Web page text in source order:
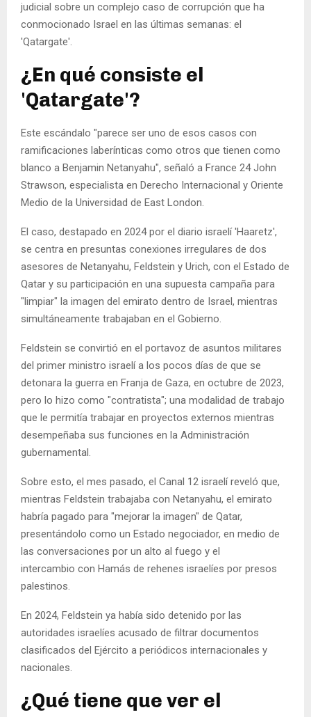
judicial sobre un complejo caso de corrupción que ha
conmocionado Israel en las últimas semanas: el
'Qatargate'.
¿En qué consiste el
'Qatargate'?
Este escándalo "parece ser uno de esos casos con
ramificaciones laberínticas como otros que tienen como
blanco a Benjamin Netanyahu", señaló a France 24 John
Strawson, especialista en Derecho Internacional y Oriente
Medio de la Universidad de East London.
El caso, destapado en 2024 por el diario israelí 'Haaretz',
se centra en presuntas conexiones irregulares de dos
asesores de Netanyahu, Feldstein y Urich, con el Estado de
Qatar y su participación en una supuesta campaña para
"limpiar" la imagen del emirato dentro de Israel, mientras
simultáneamente trabajaban en el Gobierno.
Feldstein se convirtió en el portavoz de asuntos militares
del primer ministro israelí a los pocos días de que se
detonara la guerra en Franja de Gaza, en octubre de 2023,
pero lo hizo como "contratista"; una modalidad de trabajo
que le permitía trabajar en proyectos externos mientras
desempeñaba sus funciones en la Administración
gubernamental.
Sobre esto, el mes pasado, el Canal 12 israelí reveló que,
mientras Feldstein trabajaba con Netanyahu, el emirato
habría pagado para "mejorar la imagen" de Qatar,
presentándolo como un Estado negociador, en medio de
las conversaciones por un alto al fuego y el
intercambio con Hamás de rehenes israelíes por presos
palestinos.
En 2024, Feldstein ya había sido detenido por las
autoridades israelíes acusado de filtrar documentos
clasificados del Ejército a periódicos internacionales y
nacionales.
¿Qué tiene que ver el